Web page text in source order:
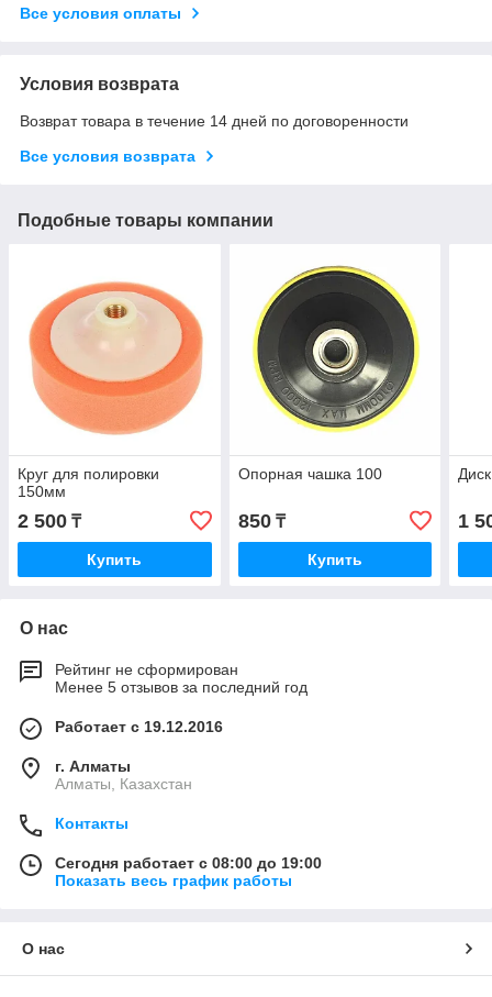
Все условия оплаты
Условия возврата
Возврат товара в течение 14 дней по договоренности
Все условия возврата
Подобные товары компании
Круг для полировки
150мм
2 500 ₸
Купить
Опорная чашка 100
850₸
Купить
1
О нас
Рейтинг не сформирован
Менее 5 отзывов за последний год
Работает с 19.12.2016
г. Алматы
Алматы, Казахстан
Контакты
Сегодня работает с 08:00 до 19:00
Показать весь график работы
О нас